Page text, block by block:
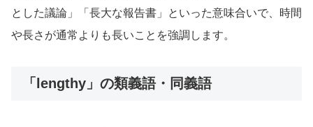
とした議論」「長大な報告書」といった意味合いで、時間
や長さが通常よりも長いことを強調します。
「lengthy」の類義語・同義語